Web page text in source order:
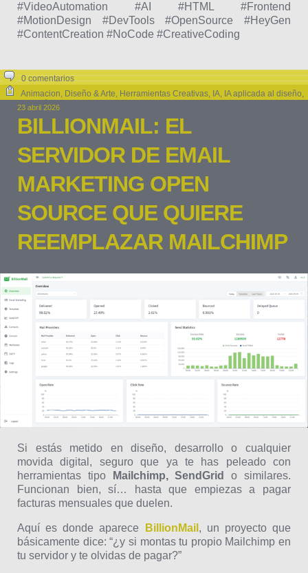
#VideoAutomation #AI #HTML #Frontend
#MotionDesign #DevTools #OpenSource #HeyGen
#ContentCreation #NoCode #CreativeCoding
0 comentarios
Animacion, Diseño & Arte, Herramientas Creativas, IA, IA aplicada al diseño,
Programación & Web
23 abril 2026
BILLIONMAIL: EL
SERVIDOR DE EMAIL
MARKETING OPEN
SOURCE QUE QUIERE
REEMPLAZAR MAILCHIMP
Si estás metido en diseño, desarrollo o cualquier
movida digital, seguro que ya te has peleado con
herramientas tipo
Mailchimp, SendGrid
o similares.
Funcionan bien, sí… hasta que empiezas a pagar
facturas mensuales que duelen.
Aquí es donde aparece BillionMail , un proyecto que
básicamente dice: “¿y si montas tu propio Mailchimp en
tu servidor y te olvidas de pagar?”